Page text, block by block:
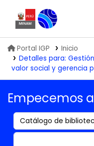
Biblioteca
Portal IGP
Inicio
Detalles para:
valor social y gerencia
Empecemos a